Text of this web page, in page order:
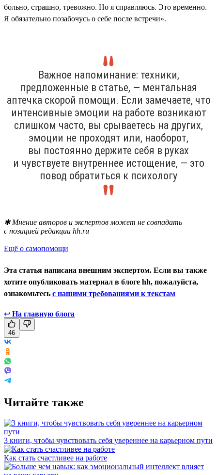
больно, страшно, тревожно. Но я справляюсь. Это временно.
Я обязательно позабочусь о себе после встречи».
Важное напоминание: техники,
предложенные в статье, — ментальная
аптечка скорой помощи. Если замечаете, что
интенсивные эмоции на работе возникают
слишком часто, вы срываетесь на других,
эмоции не проходят или, наоборот,
вы постоянно держите себя в руках
и чувствуете внутреннее истощение, — это
повод обратиться к психологу
✱ Мнение авторов и экспертов может не совпадать
с позицией редакции hh.ru
Ещё о самопомощи
Эта статья написана внешним экспертом. Если вы также
хотите опубликовать материал в блоге hh, пожалуйста,
ознакомьтесь с нашими требованиями к текстам
↩ На главную блога
46
Читайте также
3 книги, чтобы чувствовать себя увереннее на карьерном пути
Как стать счастливее на работе